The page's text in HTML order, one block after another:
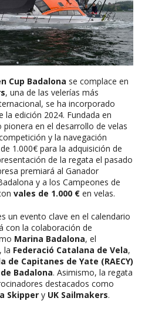
Cup Badalona se complace en
, una de las velerías más
se ha incorporado
edición 2024. Fundada en
pionera en el desarrollo de velas
y la navegación
1.000€ para la adquisición de
de la regata el pasado
premiará al Ganador
y a los Campeones de
vales de 1.000 € en velas.
un evento clave en el calendario
con la colaboración de
Marina Badalona, el
, la Federació Catalana de Vela,
de Capitanes de Yate (RAECY)
Badalona. Asimismo, la regata
destacados como
Skipper y UK Sailmakers.